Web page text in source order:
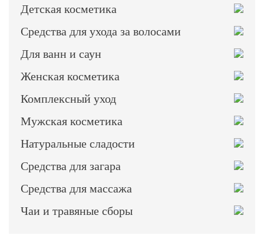
Детская косметика
Средства для ухода за волосами
Для ванн и саун
Женская косметика
Комплексный уход
Мужская косметика
Натуральные сладости
Средства для загара
Средства для массажа
Чаи и травяные сборы